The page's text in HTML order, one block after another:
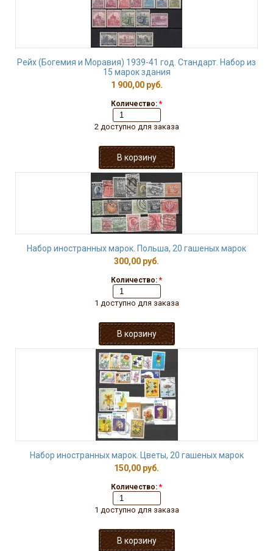
Рейх (Богемия и Моравия) 1939-41 год. Стандарт. Набор из
15 марок здания
1 900,00 руб.
Количество: *
2 доступно для заказа
Набор иностранных марок. Польша, 20 гашеных марок
300,00 руб.
Количество: *
1 доступно для заказа
Набор иностранных марок. Цветы, 20 гашеных марок
150,00 руб.
Количество: *
1 доступно для заказа